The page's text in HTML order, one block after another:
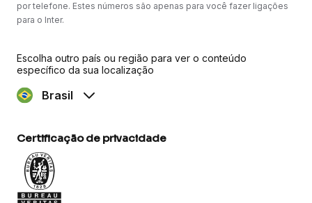
por telefone. Estes números são apenas para você fazer ligações
para o Inter.
Escolha outro país ou região para ver o conteúdo
específico da sua localização
Brasil
Certificação de privacidade